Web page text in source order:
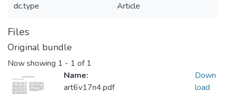
dc.type Article
Files
Original bundle
Now showing 1 - 1 of 1
Name:
art6v17n4.pdf
Down
load